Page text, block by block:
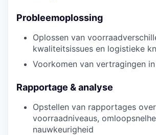
Probleemoplossing
Oplossen van
kwaliteitsissues en logistieke
Voorkomen van vertragingen
Rapportage & analyse
Opstellen van rapportages over
voorraadniveaus,
nauwkeurigheid